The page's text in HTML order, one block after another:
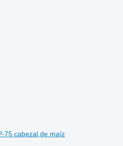
75 cabezal de maíz